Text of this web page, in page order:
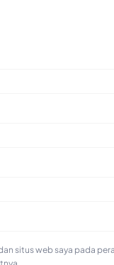
situs web saya pada